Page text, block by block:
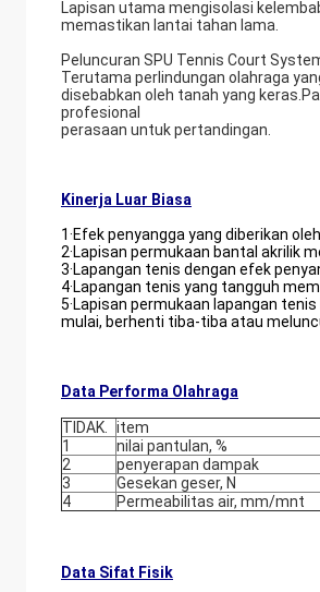
Lapisan utama mengisolasi
memastikan lantai tahan lama.
Peluncuran SPU Tennis Court
Terutama perlindungan olahraga
disebabkan oleh tanah yang
profesional
perasaan untuk pertandingan.
Kinerja Luar Biasa
1·Efek penyangga yang diberikan
2·Lapisan permukaan bantal akrilik
3·Lapangan tenis dengan efek
4·Lapangan tenis yang tangguh
5·Lapisan permukaan lapangan
mulai, berhenti tiba-tiba atau
Data Performa Olahraga
TIDAK. item
1
nilai pantulan, %
2
penyerapan dampak
3
Gesekan geser, N
4
Permeabilitas air, mm/mnt
Data Sifat Fisik